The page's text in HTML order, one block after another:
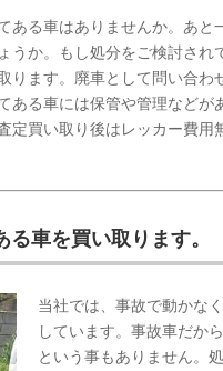
ある車はありませんか。あと
うか。もし処分をご検討され
ります。廃車として問い合わ
ある車には保管や管理などが
定買い取り後はレッカー費用
車を買い取ります。
当社では、事故で動かな
しています。事故車だか
という事もありません。